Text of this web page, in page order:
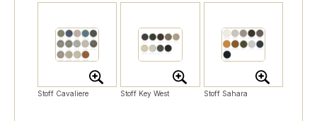
Stoff Cavaliere Stoff Key West Stoff Sahara